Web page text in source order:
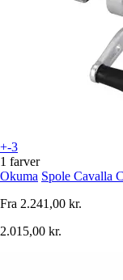
+-3
1 farver
Okuma Spole Cavalla
Fra 2.241,00 kr.
2.015,00 kr.